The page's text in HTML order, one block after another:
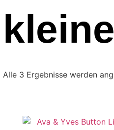
Alle 3 Ergebnisse werden